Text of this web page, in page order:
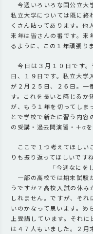
今週いろいろな国公立大
私立大学については既に終
くさん貼ってあります。他
来年は皆さんの番です。来
るように、この１年頑張り
今日は３月１０日です。
日、１９日です。私立大学
が２月２５日、２６日。一
す。これを長いと感じるか
が、もう１年を切ってしま
とで学校で新たに習う内容
の受講・過去問演習・＋α
ここで１つ考えてほしい
りも振り返ってほしいですね
「今週なにを
一部の高校では期末試験
うですか？高校入試の休み
しれません。ですが、それ
いのかなって思います。め
上受講しています。それ
は４７人もいました。２月